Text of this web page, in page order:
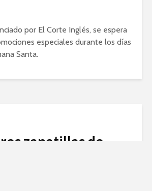
por El Corte Inglés, se espera
especiales durante los días
Santa.
zapatillas de